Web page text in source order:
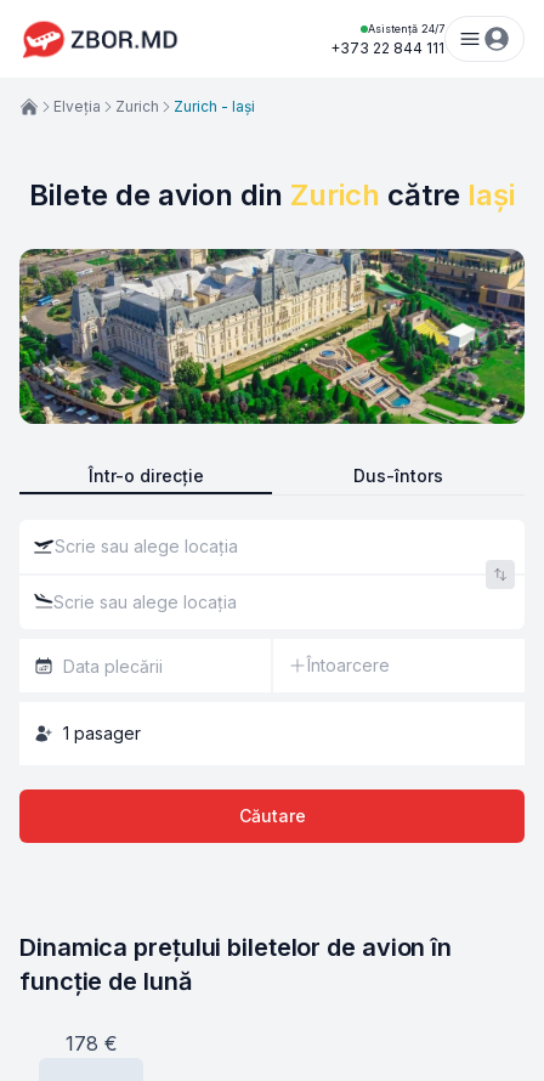
Asistență 24/7
+373 22 844 111
Bilete de avion din Zurich către Iași
Într-o direcție Dus-întors
Întoarcere
1 pasager
Căutare
Elveția Zurich Zurich - Iași
Dinamica prețului biletelor de avion în
funcție de lună
178 €